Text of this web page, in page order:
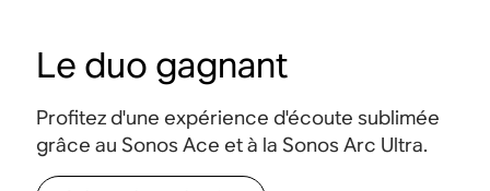
Le duo gagnant
Profitez d'une expérience d'écoute sublimée
grâce au Sonos Ace et à la Sonos Arc Ultra.